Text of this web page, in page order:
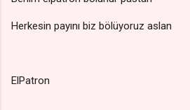
Herkesin payını biz bölüyoruz aslan
ElPatron